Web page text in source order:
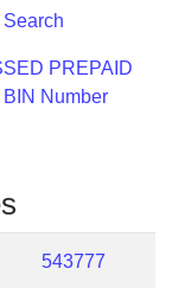
PREPAID
Number
543777